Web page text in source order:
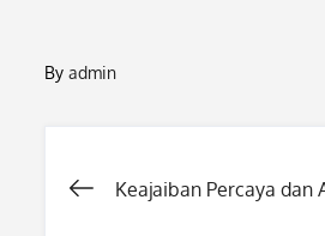
Byadmin
Post
Keajaiban Percaya dan